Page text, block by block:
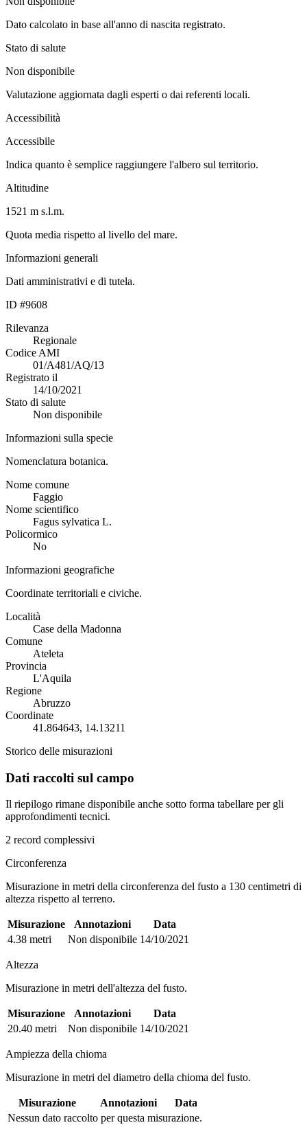
Dato calcolato in base all'anno di nascita registrato.
Stato di salute
Non disponibile
Valutazione aggiornata dagli esperti o dai referenti locali.
Accessibilità
Accessibile
Indica quanto è semplice raggiungere l'albero sul territorio.
Altitudine
1521 m s.l.m.
Quota media rispetto al livello del mare.
Informazioni generali
Dati amministrativi e di tutela.
ID #9608
Rilevanza
Regionale
Codice AMI
01/A481/AQ/13
Registrato il
14/10/2021
Stato di salute
Non disponibile
Informazioni sulla specie
Nomenclatura botanica.
Nome comune
Faggio
Nome scientifico
Fagus sylvatica L.
Policormico
No
Informazioni geografiche
Coordinate territoriali e civiche.
Località
Case della Madonna
Comune
Ateleta
Provincia
L'Aquila
Regione
Abruzzo
Coordinate
41.864643, 14.13211
Storico delle misurazioni
Dati raccolti sul campo
Il riepilogo rimane disponibile anche sotto forma tabellare per gli
approfondimenti tecnici.
2 record complessivi
Circonferenza
Misurazione in metri della circonferenza del fusto a 130 centimetri di
altezza rispetto al terreno.
Misurazione Annotazioni
Data
4.38 metri
Non disponibile 14/10/2021
Altezza
Misurazione in metri dell'altezza del fusto.
Misurazione Annotazioni
Data
20.40 metri
Non disponibile 14/10/2021
Ampiezza della chioma
Misurazione in metri del diametro della chioma del fusto.
Misurazione Annotazioni
Data
Nessun dato raccolto per questa misurazione.